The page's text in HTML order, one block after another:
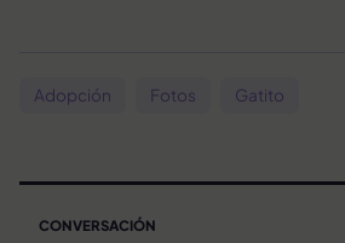
Adopción Fotos Gatito
CONVERSACIÓN